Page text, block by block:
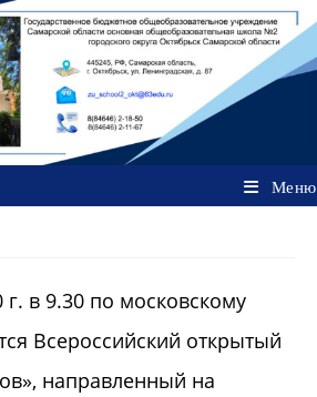
Меню
г. в 9.30 по московскому
Всероссийский открытый
направленный на